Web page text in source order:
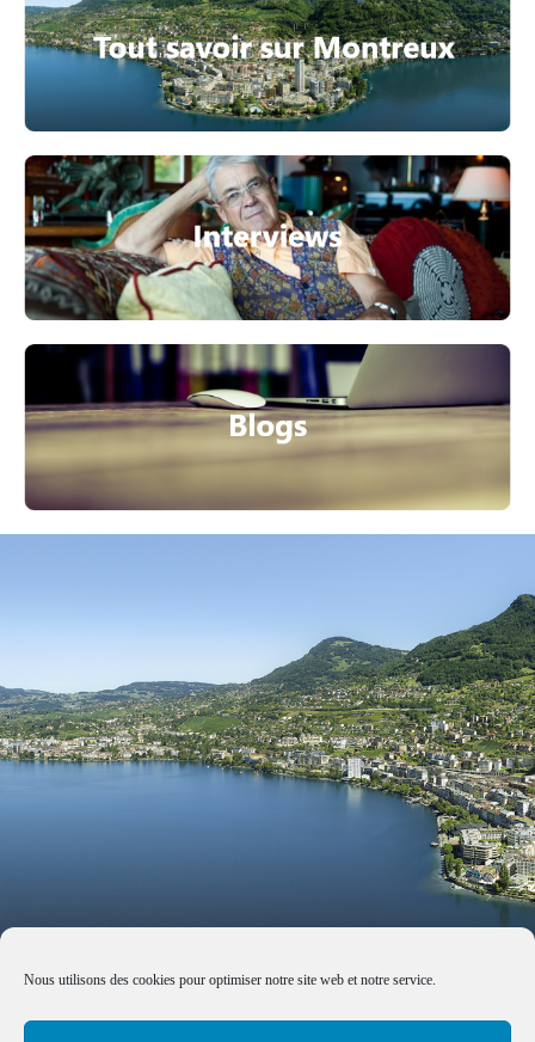
Nous utilisons des cookies pour optimiser notre site web et notre service.